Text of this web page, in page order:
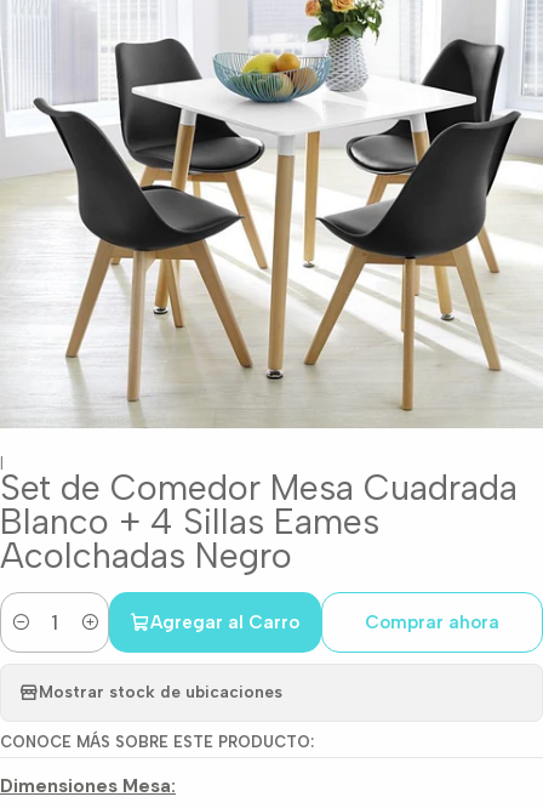
|
Set de Comedor Mesa Cuadrada
Blanco + 4 Sillas Eames
Acolchadas Negro
Cantidad
Agregar al Carro Comprar ahora
Mostrar stock de ubicaciones
CONOCE MÁS SOBRE ESTE PRODUCTO:
Dimensiones Mesa: